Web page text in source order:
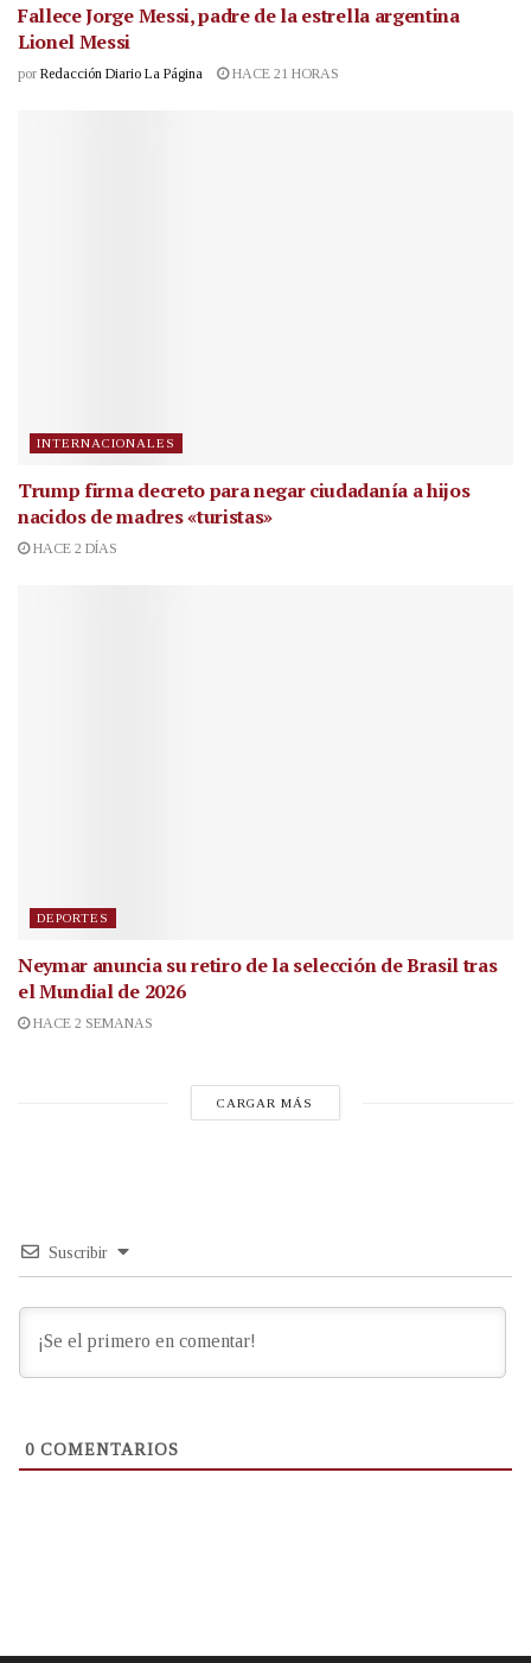
Fallece Jorge Messi, padre de la estrella argentina
Lionel Messi
por Redacción Diario La Página HACE 21 HORAS
INTERNACIONALES
Trump firma decreto para negar ciudadanía a hijos
nacidos de madres «turistas»
HACE 2 DÍAS
DEPORTES
Neymar anuncia su retiro de la selección de Brasil tras
el Mundial de 2026
HACE 2 SEMANAS
CARGAR MÁS
Suscribir
0 COMENTARIOS